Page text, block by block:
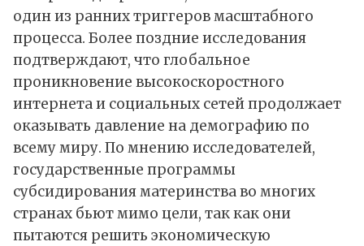
один из ранних триггеров масштабного
процесса. Более поздние исследования
подтверждают, что глобальное
проникновение высокоскоростного
интернета и социальных сетей продолжает
оказывать давление на демографию по
всему миру. По мнению исследователей,
государственные программы
субсидирования материнства во многих
странах бьют мимо цели, так как они
пытаются решить экономическую